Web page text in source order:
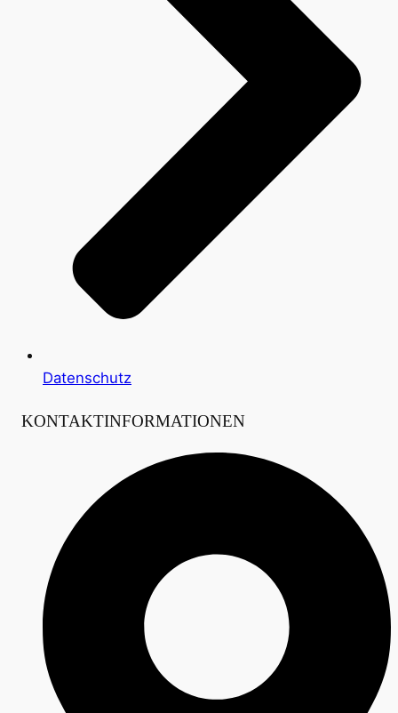
Datenschutz
KONTAKTINFORMATIONEN